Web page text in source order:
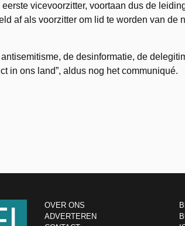
vicevoorzitter, voortaan dus de
af als voorzitter om lid te worden van de
de desinformatie, de
in ons land”, aldus nog het communiqué.
OVER ONS
ADVERTEREN